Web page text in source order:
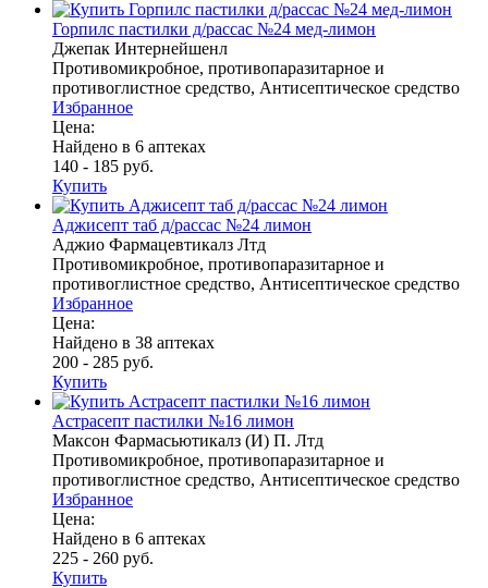
Горпилс пастилки д/рассас №24 мед-лимон
Джепак Интернейшенл
Противомикробное, противопаразитарное и
противоглистное средство, Антисептическое средство
Избранное
Цена:
Найдено в 6 аптеках
140 - 185 руб.
Купить
Аджисепт таб д/рассас №24 лимон
Аджио Фармацевтикалз Лтд
Противомикробное, противопаразитарное и
противоглистное средство, Антисептическое средство
Избранное
Цена:
Найдено в 38 аптеках
200 - 285 руб.
Купить
Астрасепт пастилки №16 лимон
Максон Фармасьютикалз (И) П. Лтд
Противомикробное, противопаразитарное и
противоглистное средство, Антисептическое средство
Избранное
Цена:
Найдено в 6 аптеках
225 - 260 руб.
Купить